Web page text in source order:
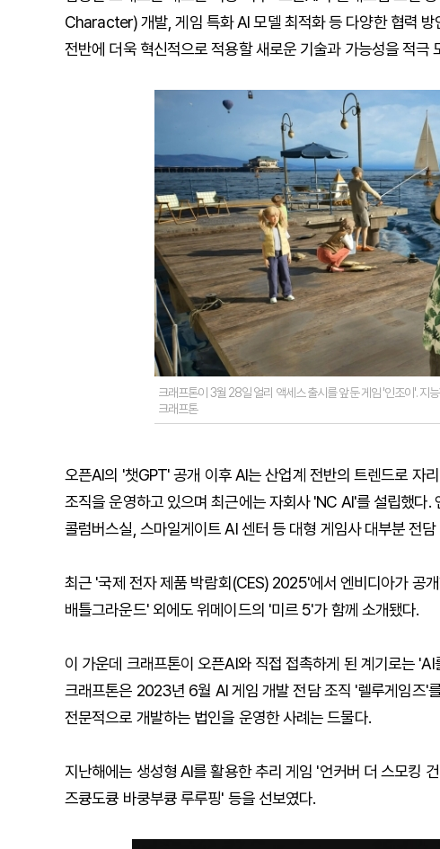
Character) 개발, 게임 특화 AI 모델 최적화 등 다양한 협력
전반에 더욱 혁신적으로 적용할 새로운 기술과 가능성을 적극
크래프톤이 3월 28일 얼리 액세스 출시를 앞둔 게임 '인조이'. 지
크래프톤
오픈AI의 '챗GPT' 공개 이후 AI는 산업계 전반의 트렌드로 자
조직을 운영하고 있으며 최근에는 자회사 'NC AI'를 설립했다.
콜럼버스실, 스마일게이트 AI 센터 등 대형 게임사 대부분 전
최근 '국제 전자 제품 박람회(CES) 2025'에서 엔비디아가 공
배틀그라운드' 외에도 위메이드의 '미르 5'가 함께 소개됐다.
이 가운데 크래프톤이 오픈AI와 직접 접촉하게 된 계기로는
크래프톤은 2023년 6월 AI 게임 개발 전담 조직 '렐루게임즈'
전문적으로 개발하는 법인을 운영한 사례는 드물다.
지난해에는 생성형 AI를 활용한 추리 게임 '언커버 더 스모킹
즈큥도큥 바쿵부큥 루루핑' 등을 선보였다.